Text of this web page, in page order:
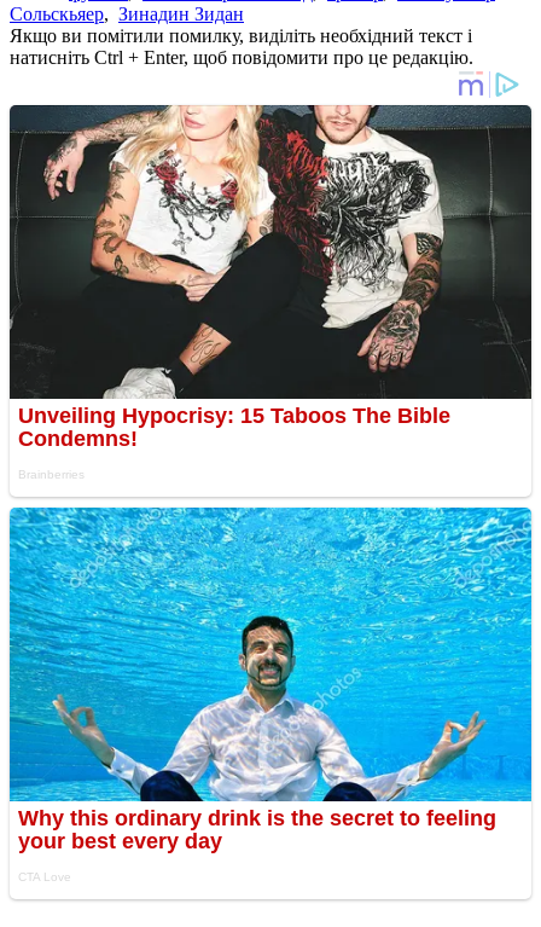
Сольскьяер, Зинадин Зидан
Якщо ви помітили помилку, виділіть необхідний текст і
натисніть Ctrl + Enter, щоб повідомити про це редакцію.